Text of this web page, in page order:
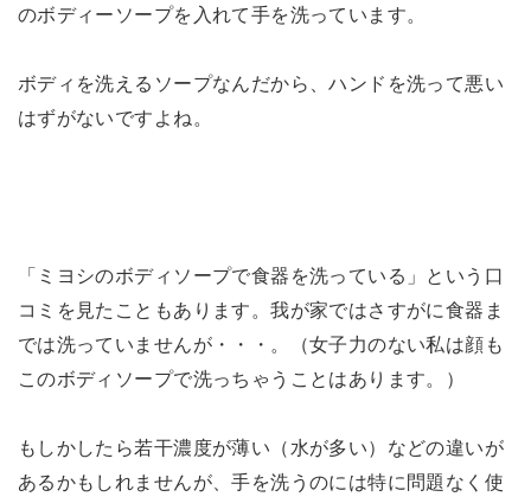
のボディーソープを入れて手を洗っています。
ボディを洗えるソープなんだから、ハンドを洗って悪い
はずがないですよね。
「ミヨシのボディソープで食器を洗っている」という口
コミを見たこともあります。我が家ではさすがに食器ま
では洗っていませんが・・・。（女子力のない私は顔も
このボディソープで洗っちゃうことはあります。）
もしかしたら若干濃度が薄い（水が多い）などの違いが
あるかもしれませんが、手を洗うのには特に問題なく使